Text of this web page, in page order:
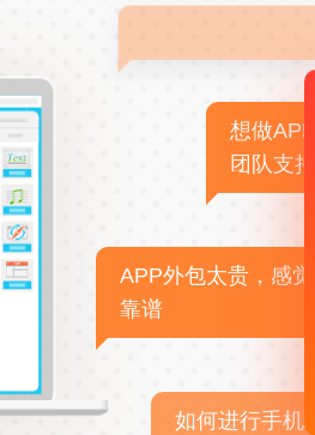
想做
团队支持
APP外包太贵，感觉
靠谱
如何进行手机